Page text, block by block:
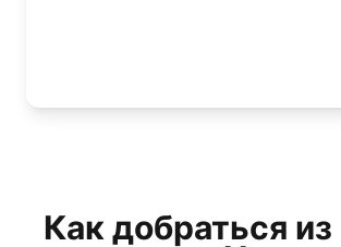
Как добраться из